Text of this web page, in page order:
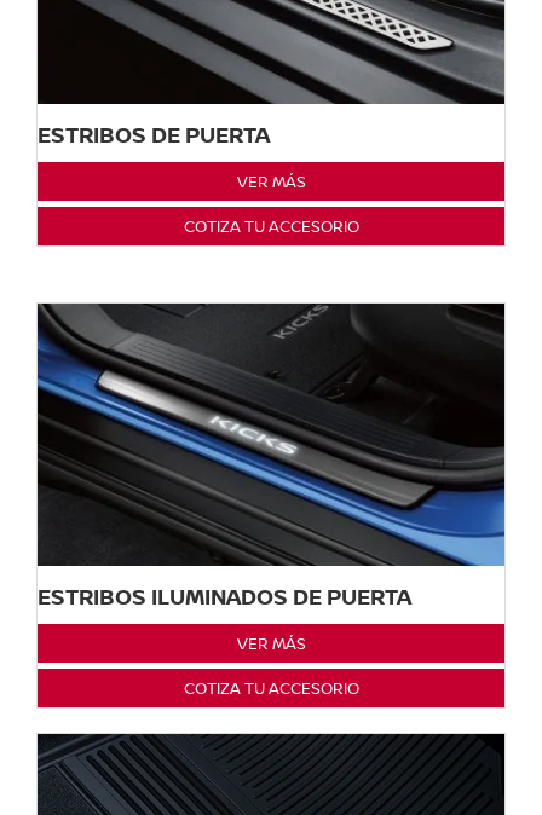
ESTRIBOS DE PUERTA
VER MÁS
COTIZA TU ACCESORIO
ESTRIBOS ILUMINADOS DE PUERTA
VER MÁS
COTIZA TU ACCESORIO